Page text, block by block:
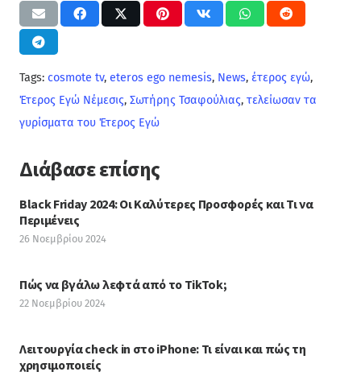
Tags: cosmote tv, eteros ego nemesis, News, έτερος εγώ,
Έτερος Εγώ Νέμεσις, Σωτήρης Τσαφούλιας, τελείωσαν τα
γυρίσματα του Έτερος Εγώ
Διάβασε επίσης
Black Friday 2024: Οι Καλύτερες Προσφορές και Τι να
Περιμένεις
26 Νοεμβρίου 2024
Πώς να βγάλω λεφτά από το TikTok;
22 Νοεμβρίου 2024
Λειτουργία check in στο iPhone: Τι είναι και πώς τη
χρησιμοποιείς